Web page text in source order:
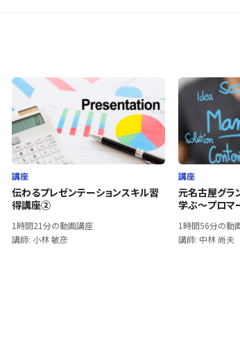
講座
伝わるプレゼンテーションスキル習
得講座②
1時間21分の動画講座
講師: 小林 敏彦
講座
元名古屋グラ
学ぶ～プロマ
1時間56分の動
講師: 中林 尚夫